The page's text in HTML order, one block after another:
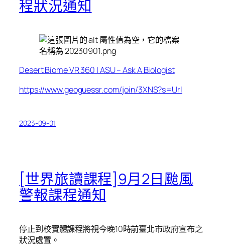
程狀況通知
Desert Biome VR 360 | ASU – Ask A Biologist
https://www.geoguessr.com/join/3XNS?s=Url
2023-09-01
[世界旅讀課程]9月2日颱風
警報課程通知
停止到校實體課程將視今晚10時前臺北市政府宣布之
狀況處置。